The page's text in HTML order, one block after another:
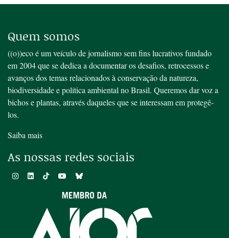
Quem somos
((o))eco é um veículo de jornalismo sem fins lucrativos fundado
em 2004 que se dedica a documentar os desafios, retrocessos e
avanços dos temas relacionados à conservação da natureza,
biodiversidade e política ambiental no Brasil. Queremos dar voz a
bichos e plantas, através daqueles que se interessam em protegê-
los.
Saiba mais
As nossas redes sociais